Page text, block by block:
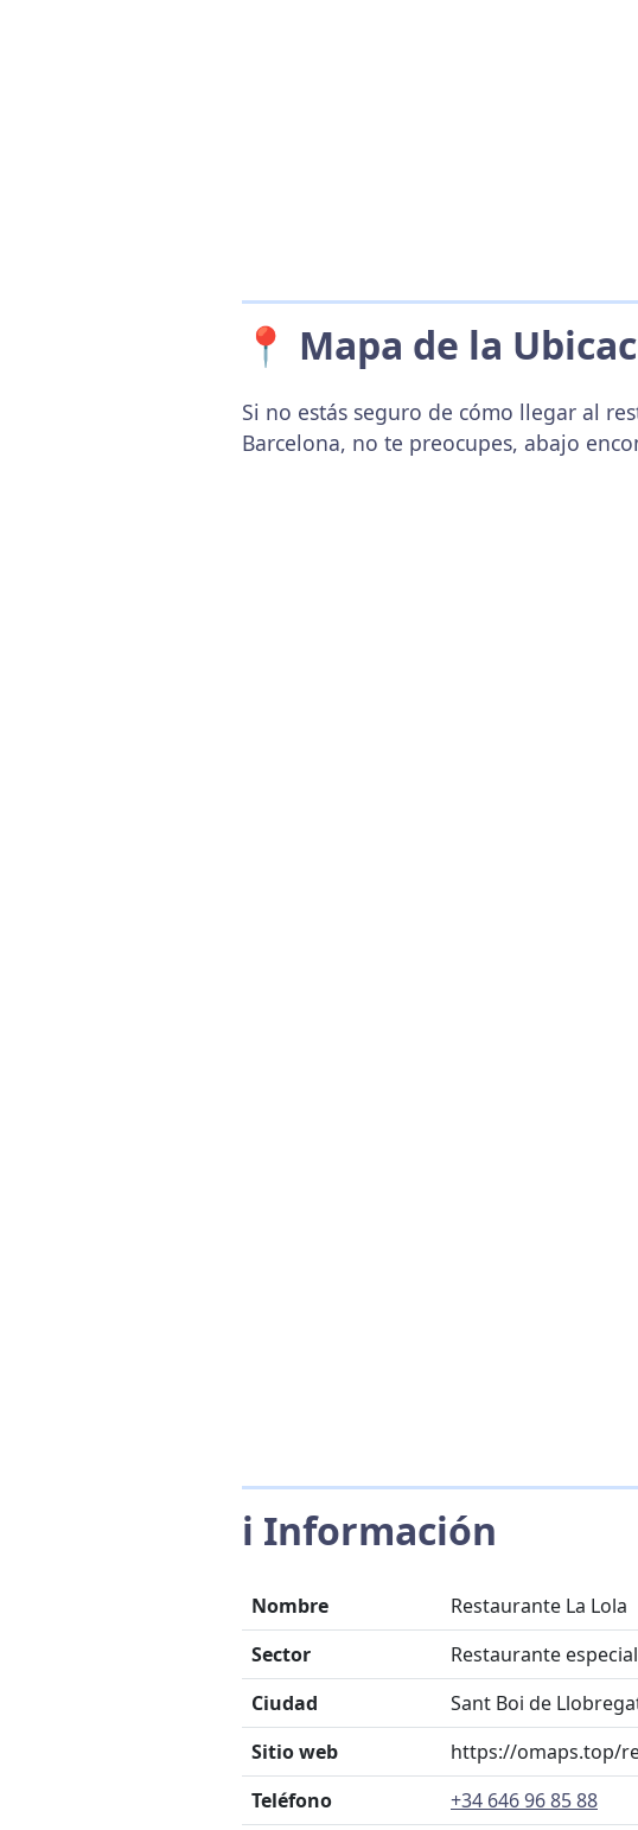
📍 Mapa de la
Si no estás seguro de cómo llegar al
Barcelona, no te preocupes, abajo
ℹ️ Información
Nombre
Restaurante La Lola
Sector
Restaurante
Ciudad
Sant Boi de
Sitio web
https://omaps.top/
Teléfono
+34 646 96 85 88